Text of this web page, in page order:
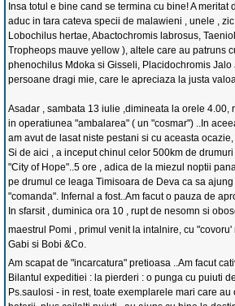
Insa totul e bine cand se termina cu bine! A
aduc in tara cateva specii de malawieni , unele ,
Lobochilus hertae, Abactochromis labrosus,
Tropheops mauve yellow ), altele care au patruns
phenochilus Mdoka si Gisseli, Placidochromis
persoane dragi mie, care le apreciaza la justa
Asadar , sambata 13 iulie ,dimineata la orele
in operatiunea "ambalarea" ( un "cosmar") ..In
am avut de lasat niste pestani si cu aceasta
Si de aici , a inceput chinul celor 500km de
"City of Hope"..5 ore , adica de la miezul noptii
pe drumul ce leaga Timisoara de Deva ca sa
"comanda". Infernal a fost..Am facut o pauza de
In sfarsit , duminica ora 10 , rupt de nesomn si
maestrul Pomi , primul venit la intalnire, cu
Gabi si Bobi &Co.
Am scapat de "incarcatura" pretioasa ..Am facut
Bilantul expeditiei : la pierderi : o punga cu puiuti
Ps.saulosi - in rest, toate exemplarele mari care